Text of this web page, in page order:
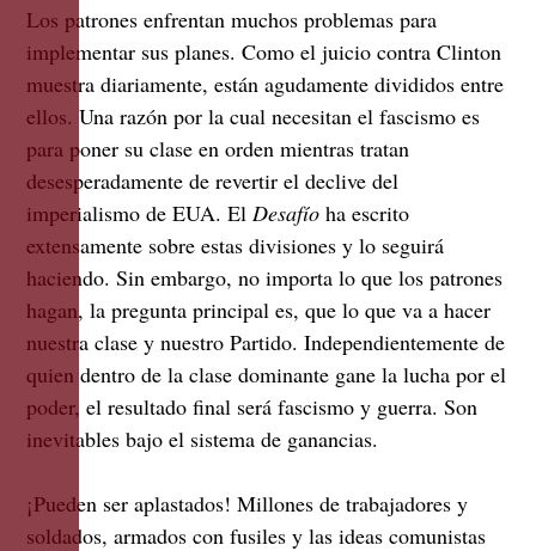
Los patrones enfrentan muchos problemas para
implementar sus planes. Como el juicio contra Clinton
muestra diariamente, están agudamente divididos entre
ellos. Una razón por la cual necesitan el fascismo es
para poner su clase en orden mientras tratan
desesperadamente de revertir el declive del
imperialismo de EUA. El Desafío ha escrito
extensamente sobre estas divisiones y lo seguirá
haciendo. Sin embargo, no importa lo que los patrones
hagan, la pregunta principal es, que lo que va a hacer
nuestra clase y nuestro Partido. Independientemente de
quien dentro de la clase dominante gane la lucha por el
poder, el resultado final será fascismo y guerra. Son
inevitables bajo el sistema de ganancias.
¡Pueden ser aplastados! Millones de trabajadores y
soldados, armados con fusiles y las ideas comunistas